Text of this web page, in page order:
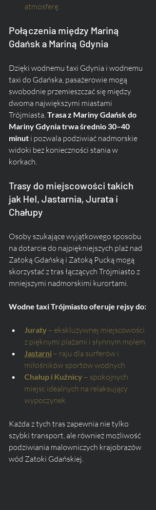
atmosferę.
Połączenia między Mariną
Gdańsk a Mariną Gdynia
Dzięki wodnemu taxi Gdynia i wodnemu
taxi do Gdańska, pasażerowie mogą
swobodnie przemieszczać się między
dwoma największymi miastami
Trójmiasta. Trasa z Mariny Gdańsk do
Mariny Gdynia trwa średnio 30–40
minut i pozwala podziwiać nadmorskie
widoki bez konieczności stania w
korkach.
Trasy do miejscowości takich
jak Hel, Jastarnia, Jurata i
Chałupy
Osoby szukające wyjątkowego sposobu
na dotarcie do najpiękniejszych plaż nad
Zatoką Gdańską i Zatoką Pucką mogą
skorzystać z tras łączących Trójmiasto z
mniejszymi nadmorskimi kurortami.
Wodne taxi Trójmiasto oferuje rejsy do:
Juraty – ekskluzywnej miejscowości
z pięknymi plażami i słynnym molem
Jastarni – raju dla surferów i
miłośników sportów wodnych
Chałup i Kuźnicy – spokojnych
miejsc idealnych na relaksujący
wypoczynek
Każda z tych tras zapewnia nie tylko
szybki transport, ale również możliwość
podziwiania malowniczych krajobrazów
wód Zatoki Gdańskiej.